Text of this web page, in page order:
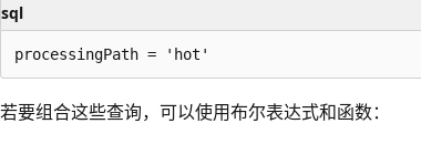
sql
若要组合这些查询，可以使用布尔表达式和函数：